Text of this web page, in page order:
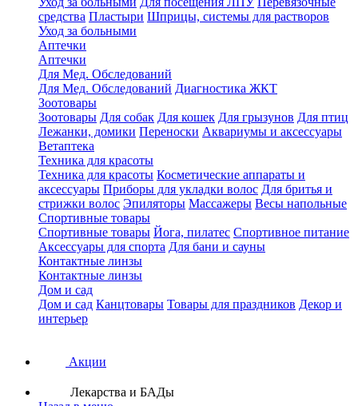
средства Пластыри Шприцы, системы для растворов
Уход за больными
Аптечки
Аптечки
Для Мед. Обследований
Для Мед. Обследований Диагностика ЖКТ
Зоотовары
Зоотовары Для собак Для кошек Для грызунов Для птиц
Лежанки, домики Переноски Аквариумы и аксессуары
Ветаптека
Техника для красоты
Техника для красоты Косметические аппараты и
аксессуары Приборы для укладки волос Для бритья и
стрижки волос Эпиляторы Массажеры Весы напольные
Спортивные товары
Спортивные товары Йога, пилатес Спортивное питание
Аксессуары для спорта Для бани и сауны
Контактные линзы
Контактные линзы
Дом и сад
Дом и сад Канцтовары Товары для праздников Декор и
интерьер
Акции
Лекарства и БАДы